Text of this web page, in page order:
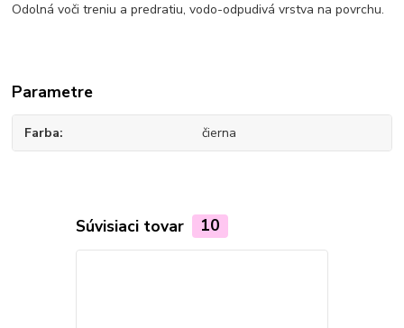
Odolná voči treniu a predratiu, vodo-odpudivá vrstva na povrchu.
Parametre
Farba čierna
Súvisiaci tovar 10